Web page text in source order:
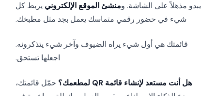
يبدو مذهلاً على الشاشة. ومنشئ الموقع الإلكتروني يربط كل
شيء في حضور رقمي متماسك يعمل بجد مثل مطبخك.
قائمتك هي أول شيء يراه الضيوف وآخر شيء يتذكرونه.
اجعلها تستحق.
هل أنت مستعد لإنشاء قائمة QR لمطعمك؟
حمّل قائمتك،